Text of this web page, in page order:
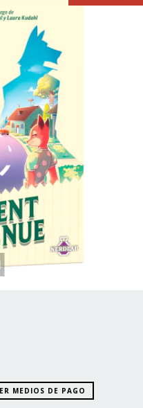
MEDIOS DE PAGO